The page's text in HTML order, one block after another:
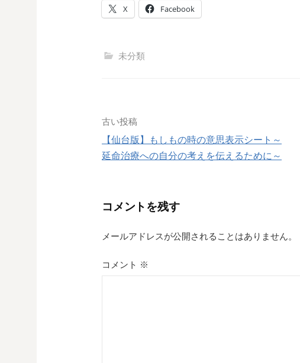
X Facebook
未分類
投
稿
ー
シ
古い投稿
【仙台版】もしもの時の意思表示シート～
延命治療への自分の考えを伝えるために～
コメントを残す
メールアドレスが公開されることはありません。
コメント ※